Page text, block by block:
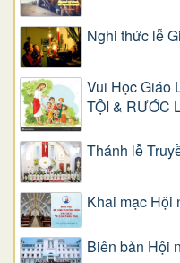
Nghi thức lễ
Vui Học Giáo
TỘI & RƯỚC
Thánh lễ
Khai mạc Hội
Biên bản Hội